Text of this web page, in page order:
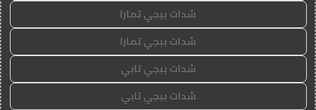
شدات ببجي تمارا
شدات ببجي تمارا
شدات ببجي تابي
شدات ببجي تابي